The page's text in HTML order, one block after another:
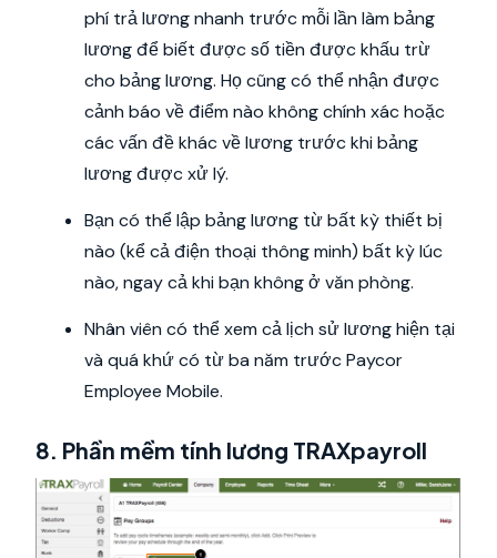
phí trả lương nhanh trước mỗi lần làm bảng
lương để biết được số tiền được khấu trừ
cho bảng lương. Họ cũng có thể nhận được
cảnh báo về điểm nào không chính xác hoặc
các vấn đề khác về lương trước khi bảng
lương được xử lý.
Bạn có thể lập bảng lương từ bất kỳ thiết bị
nào (kể cả điện thoại thông minh) bất kỳ lúc
nào, ngay cả khi bạn không ở văn phòng.
Nhân viên có thể xem cả lịch sử lương hiện tại
và quá khứ có từ ba năm trước Paycor
Employee Mobile.
8. Phần mềm tính lương TRAXpayroll